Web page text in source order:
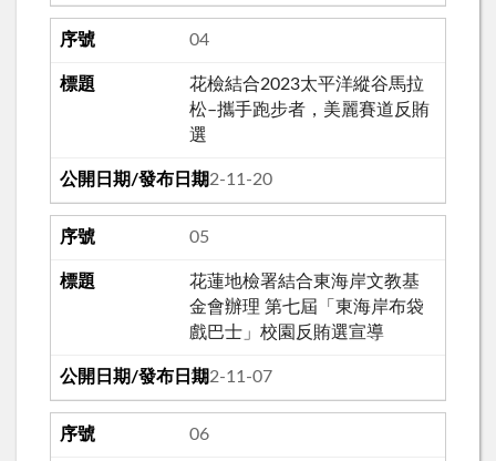
04
花檢結合2023太平洋縱谷馬拉
松–攜手跑步者，美麗賽道反賄
選
112-11-20
05
花蓮地檢署結合東海岸文教基
金會辦理 第七屆「東海岸布袋
戲巴士」校園反賄選宣導
112-11-07
06